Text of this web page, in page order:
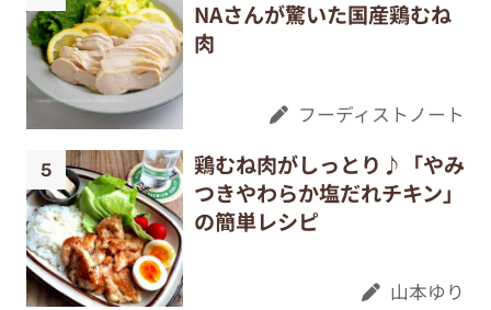
NAさんが驚いた国産鶏むね
肉
フーディストノート
鶏むね肉がしっとり♪「やみ
つきやわらか塩だれチキン」
の簡単レシピ
山本ゆり